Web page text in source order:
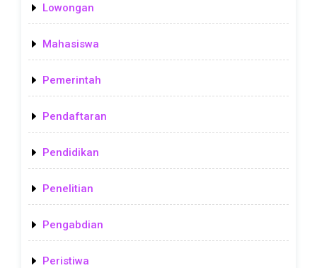
Lowongan
Mahasiswa
Pemerintah
Pendaftaran
Pendidikan
Penelitian
Pengabdian
Peristiwa